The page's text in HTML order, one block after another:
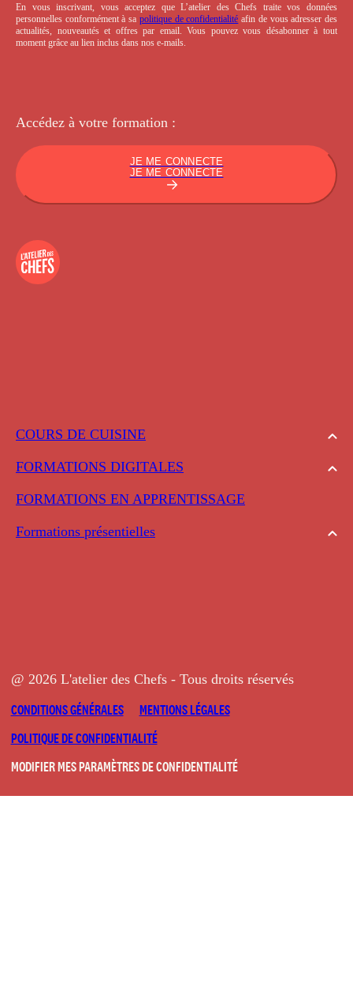
COURS DE CUISINE
FORMATIONS DIGITALES
FORMATIONS EN APPRENTISSAGE
Formations présentielles
En vous inscrivant, vous acceptez que L’atelier des Chefs traite vos données
personnelles conformément à sa politique de confidentialité afin de vous adresser des
actualités, nouveautés et offres par email. Vous pouvez vous désabonner à tout
moment grâce au lien inclus dans nos e-mails.
Accédez à votre formation :
JE ME CONNECTE
JE ME CONNECTE
@ 2026 L'atelier des Chefs - Tous droits réservés
CONDITIONS GÉNÉRALES
MENTIONS LÉGALES
POLITIQUE DE CONFIDENTIALITÉ
MODIFIER MES PARAMÈTRES DE CONFIDENTIALITÉ